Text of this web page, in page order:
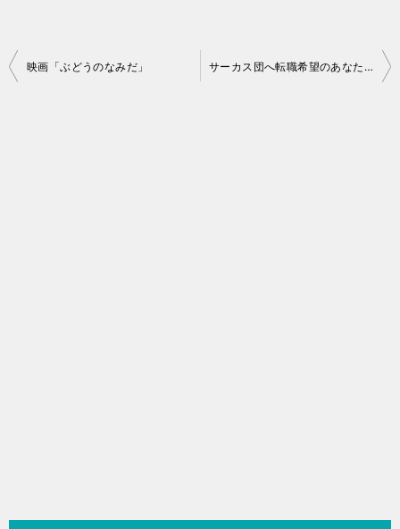
投
映画「ぶどうのなみだ」 サーカス団へ転職希望のあなたへ 空中ブランコスクール